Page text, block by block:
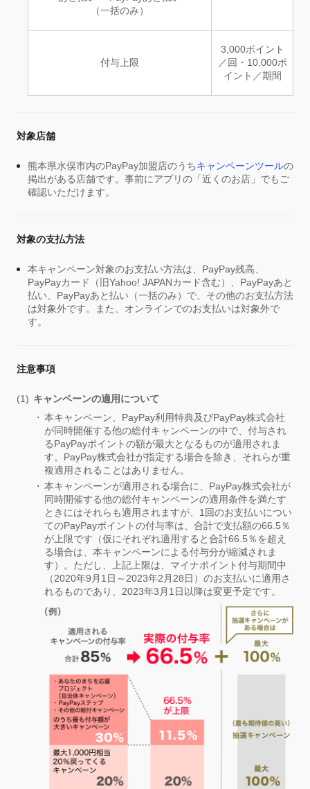
（一括のみ）
付与上限
3,000ポイント
／回・10,000ポ
イント／期間
対象店舗
熊本県水俣市内のPayPay加盟店のうちキャンペーンツールの
掲出がある店舗です。事前にアプリの「近くのお店」でもご
確認いただけます。
対象の支払方法
本キャンペーン対象のお支払い方法は、PayPay残高、
PayPayカード（旧Yahoo! JAPANカード含む）、PayPayあと
払い、PayPayあと払い（一括のみ）で、その他のお支払方法
は対象外です。また、オンラインでのお支払いは対象外で
す。
注意事項
キャンペーンの適用について
本キャンペーン、PayPay利用特典及びPayPay株式会社
が同時開催する他の総付キャンペーンの中で、付与され
るPayPayポイントの額が最大となるものが適用されま
す。PayPay株式会社が指定する場合を除き、それらが重
複適用されることはありません。
本キャンペーンが適用される場合に、PayPay株式会社が
同時開催する他の総付キャンペーンの適用条件を満たす
ときにはそれらも適用されますが、1回のお支払いについ
てのPayPayポイントの付与率は、合計で支払額の66.5％
が上限です（仮にそれぞれ適用すると合計66.5％を超え
る場合は、本キャンペーンによる付与分が縮減されま
す）。ただし、上記上限は、マイナポイント付与期間中
（2020年9月1日～2023年2月28日）のお支払いに適用さ
れるものであり、2023年3月1日以降は変更予定です。